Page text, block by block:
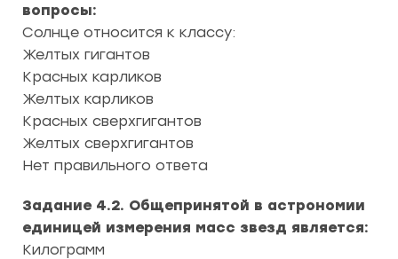
вопросы:
Солнце относится к классу:
Желтых гигантов
Красных карликов
Желтых карликов
Красных сверхгигантов
Желтых сверхгигантов
Нет правильного ответа
Задание 4.2. Общепринятой в астрономии
единицей измерения масс звезд является:
Килограмм